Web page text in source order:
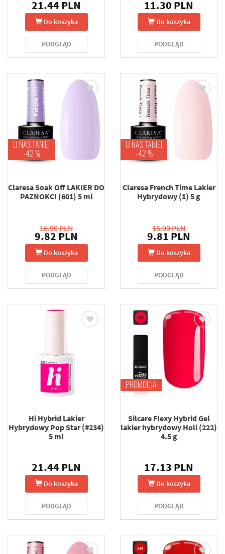
21.44 PLN
Do koszyka
PODGLĄD
11.30 PLN
Do koszyka
PODGLĄD
U NAS TANIEJ
-42 %
Claresa Soak Off LAKIER DO
PAZNOKCI (601) 5 ml
16.90 PLN
9.82 PLN
Do koszyka
PODGLĄD
U NAS TANIEJ
-42 %
Claresa French Time Lakier
Hybrydowy (1) 5 g
16.90 PLN
9.81 PLN
Do koszyka
PODGLĄD
Hi Hybrid Lakier
Hybrydowy Pop Star (#234)
5 ml
21.44 PLN
Do koszyka
PODGLĄD
PROMOCJA
Silcare Flexy Hybrid Gel
lakier hybrydowy Holi (222)
4.5 g
17.13 PLN
Do koszyka
PODGLĄD